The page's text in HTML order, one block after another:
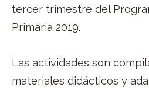
tercer trimestre del
Primaria 2019.
Las actividades son
materiales didácticos y